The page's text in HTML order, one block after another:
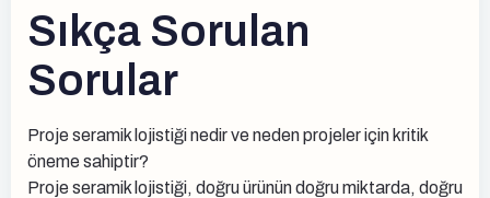
Sıkça Sorulan
Sorular
Proje seramik lojistiği nedir ve neden projeler için kritik
öneme sahiptir?
Proje seramik lojistiği, doğru ürünün doğru miktarda, doğru